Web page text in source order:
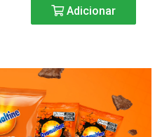
Adicionar